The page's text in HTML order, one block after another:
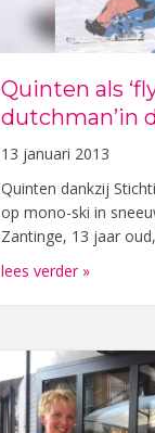
Quinten als
dutchman’in
13 januari 2013
Quinten dankzij
op mono-ski in
Zantinge, 13 jaar
lees verder »about